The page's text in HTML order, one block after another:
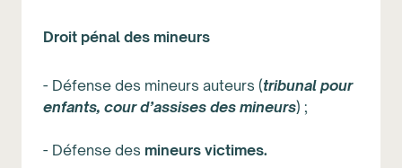
Droit pénal des mineurs
- Défense des mineurs auteurs (tribunal pour
enfants, cour d’assises des mineurs) ;
- Défense des mineurs victimes.